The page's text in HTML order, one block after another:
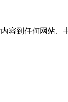
容到任何网站、